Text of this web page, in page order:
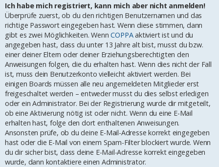
Ich habe mich registriert, kann mich aber nicht anmelden!
Überprüfe zuerst, ob du den richtigen Benutzernamen und das
richtige Passwort eingegeben hast. Wenn diese stimmen, dann
gibt es zwei Möglichkeiten. WennCOPPAaktiviert ist und du
angegeben hast, dass du unter 13 Jahre alt bist, musst du bzw.
einer deiner Eltern oder deiner Erziehungsberechtigten den
Anweisungen folgen, die du erhalten hast. Wenn dies nicht der Fall
ist, muss dein Benutzerkonto vielleicht aktiviert werden. Bei
einigen Boards müssen alle neu angemeldeten Mitglieder erst
freigeschaltet werden – entweder musst du dies selbst erledigen
oder ein Administrator. Bei der Registrierung wurde dir mitgeteilt,
ob eine Aktivierung nötig ist oder nicht. Wenn du eine E-Mail
erhalten hast, folge den dort enthaltenen Anweisungen.
Ansonsten prüfe, ob du deine E-Mail-Adresse korrekt eingegeben
hast oder die E-Mail von einem Spam-Filter blockiert wurde. Wenn
du dir sicher bist, dass deine E-Mail-Adresse korrekt eingegeben
wurde, dann kontaktiere einen Administrator.